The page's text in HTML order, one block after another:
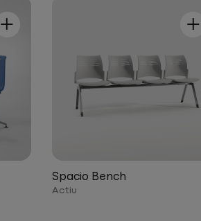
+
Spacio Bench
Actiu
+